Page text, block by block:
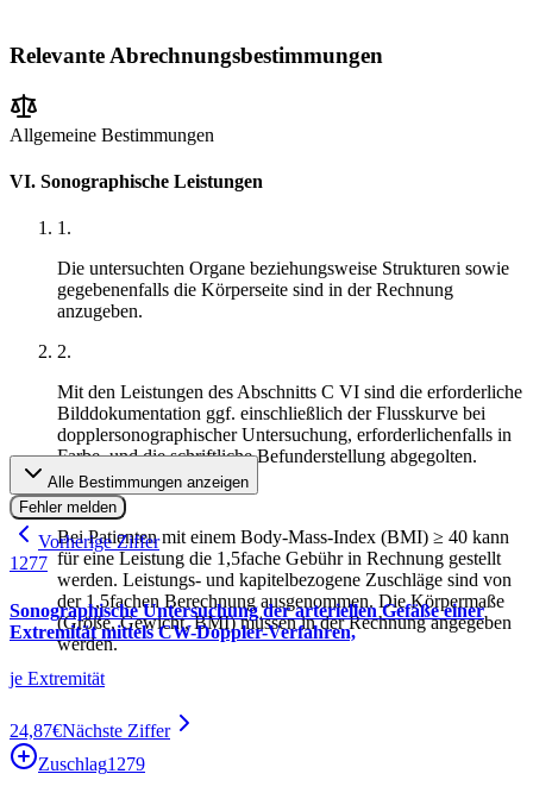
Relevante Abrechnungsbestimmungen
Allgemeine Bestimmungen
VI. Sonographische Leistungen
1 .
Die untersuchten Organe beziehungsweise Strukturen sowie
gegebenenfalls die Körperseite sind in der Rechnung
anzugeben.
2.
Mit den Leistungen des Abschnitts C VI sind die erforderliche
Bilddokumentation ggf. einschließlich der Flusskurve bei
dopplersonographischer Untersuchung, erforderlichenfalls in
Farbe, und die schriftliche Befunderstellung abgegolten.
3.
Bei Patienten mit einem Body-Mass-Index (BMI) ≥ 40 kann
für eine Leistung die 1,5fache Gebühr in Rechnung gestellt
werden. Leistungs‐ und kapitelbezogene Zuschläge sind von
der 1,5fachen Berechnung ausgenommen. Die Körpermaße
(Größe, Gewicht, BMI) müssen in der Rechnung angegeben
werden.
Alle Bestimmungen anzeigen
Fehler melden
Vorherige Ziffer
1277
Sonographische Untersuchung der arteriellen Gefäße einer
Extremität mittels CW-Doppler-Verfahren,
je Extremität
24,87€Nächste Ziffer
Zuschlag1279